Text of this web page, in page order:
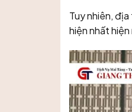
Tuy nhiên,
hiện nhất hiện